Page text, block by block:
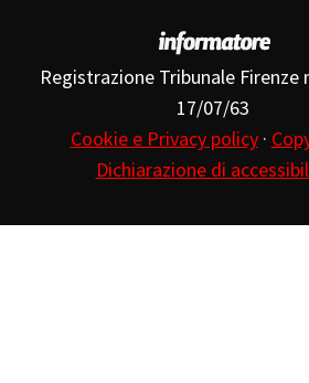
Registrazione Tribunale Firenze
17/07/63
Cookie e Privacy policy·
Dichiarazione di